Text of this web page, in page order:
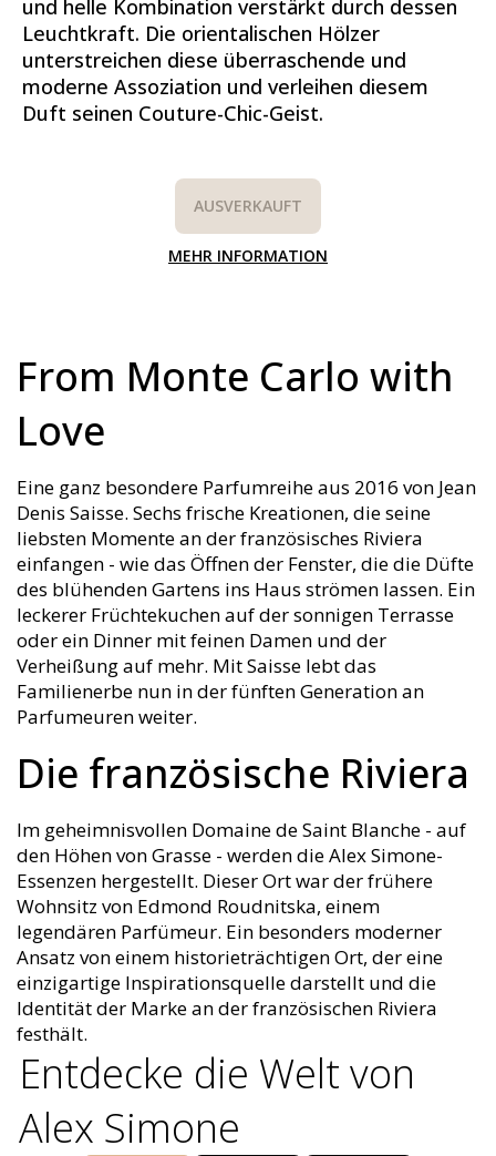
und helle Kombination verstärkt durch dessen
Leuchtkraft. Die orientalischen Hölzer
unterstreichen diese überraschende und
moderne Assoziation und verleihen diesem
Duft seinen Couture-Chic-Geist.
AUSVERKAUFT
MEHR INFORMATION
From Monte Carlo with
Love
Eine ganz besondere Parfumreihe aus 2016 von Jean
Denis Saisse. Sechs frische Kreationen, die seine
liebsten Momente an der französisches Riviera
einfangen - wie das Öffnen der Fenster, die die Düfte
des blühenden Gartens ins Haus strömen lassen. Ein
leckerer Früchtekuchen auf der sonnigen Terrasse
oder ein Dinner mit feinen Damen und der
Verheißung auf mehr. Mit Saisse lebt das
Familienerbe nun in der fünften Generation an
Parfumeuren weiter.
Die französische Riviera
Im geheimnisvollen Domaine de Saint Blanche - auf
den Höhen von Grasse - werden die Alex Simone-
Essenzen hergestellt. Dieser Ort war der frühere
Wohnsitz von Edmond Roudnitska, einem
legendären Parfümeur. Ein besonders moderner
Ansatz von einem historieträchtigen Ort, der eine
einzigartige Inspirationsquelle darstellt und die
Identität der Marke an der französischen Riviera
festhält.
Entdecke die Welt von
Alex Simone